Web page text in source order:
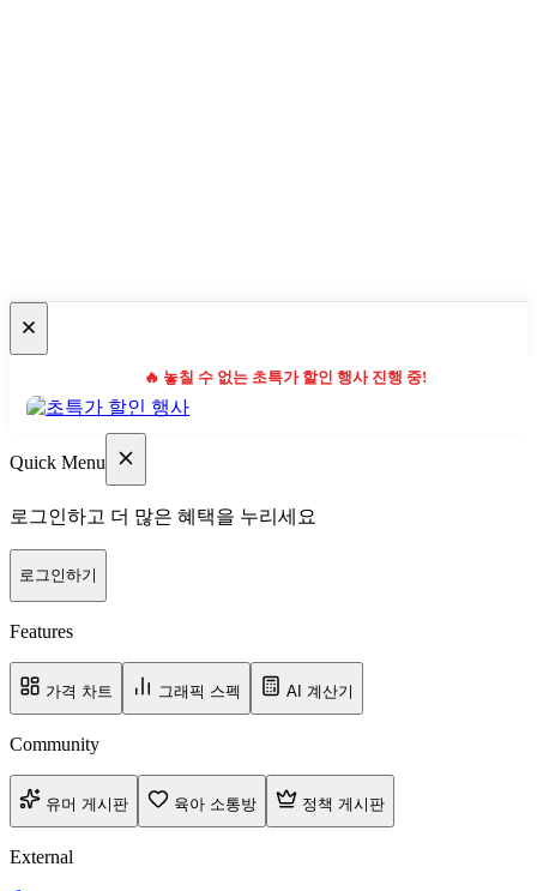
🔥 놓칠 수 없는 초특가 할인 행사 진행 중!
Quick Menu
로그인하고 더 많은 혜택을 누리세요
로그인하기
Features
가격 차트 그래픽 스펙 AI 계산기
Community
유머 게시판 육아 소통방 정책 게시판
External